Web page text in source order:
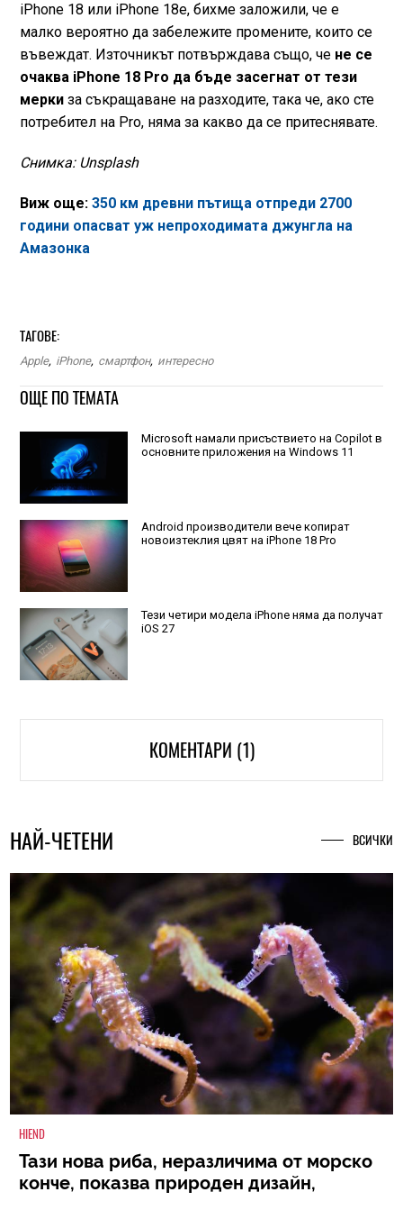
iPhone 18 или iPhone 18e, бихме заложили, че е
малко вероятно да забележите промените, които се
въвеждат. Източникът потвърждава също, чене се
очаква iPhone 18 Pro да бъде засегнат от тези
меркиза съкращаване на разходите, така че, ако сте
потребител на Pro, няма за какво да се притеснявате.
Снимка: Unsplash
Виж още: 350 км древни пътища отпреди 2700
години опасват уж непроходимата джунгла на
Амазонка
ТАГОВЕ:
Apple, iPhone, смартфон, интересно
ОЩЕ ПО ТЕМАТА
Microsoft намали присъствието на Copilot в
основните приложения на Windows 11
Android производители вече копират
новоизтеклия цвят на iPhone 18 Pro
Тези четири модела iPhone няма да получат
iOS 27
КОМЕНТАРИ (1)
НАЙ-ЧЕТЕНИ ВСИЧКИ
HIEND
Тази нова риба, неразличима от морско
конче, показва природен дизайн,